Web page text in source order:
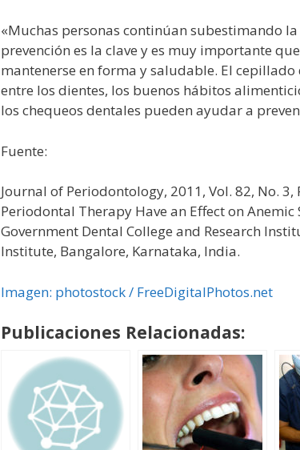
«Muchas personas continúan subestimando
prevención es la clave y es muy importante
mantenerse en forma y saludable. El
entre los dientes, los buenos hábitos
los chequeos dentales pueden ayudar a
Fuente:
Journal of Periodontology, 2011, Vol. 82, No.
Periodontal Therapy Have an Effect on
Government Dental College and Research
Institute, Bangalore, Karnataka, India.
Imagen: photostock / FreeDigitalPhotos.net
Publicaciones Relacionadas: